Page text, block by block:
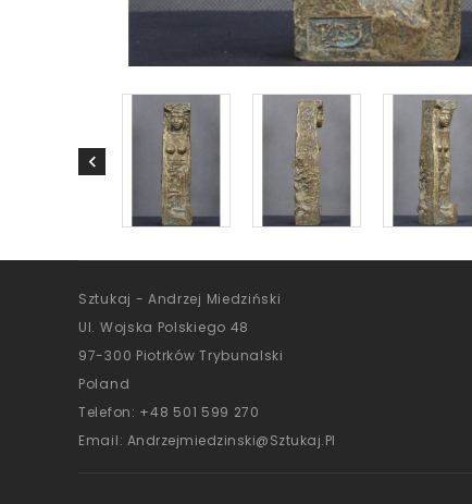
Sztukaj - Andrzej Miedziński
Ul. Wojska Polskiego 48
97-300 Piotrków Trybunalski
Poland
Telefon: +48 501 599 270
Email: Andrzejmiedzinski@sztukaj.pl